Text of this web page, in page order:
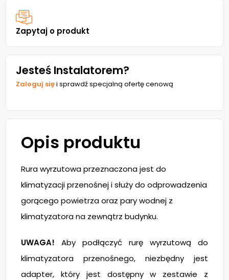
Zapytaj o produkt
Jesteś Instalatorem?
Zaloguj sięi sprawdź specjalną ofertę cenową
Opis produktu
Rura wyrzutowa przeznaczona jest do
klimatyzacji przenośnej i służy do odprowadzenia
gorącego powietrza oraz pary wodnej z
klimatyzatora na zewnątrz budynku.
UWAGA! Aby podłączyć rurę wyrzutową do
klimatyzatora przenośnego, niezbędny jest
adapter, który jest dostępny w zestawie z